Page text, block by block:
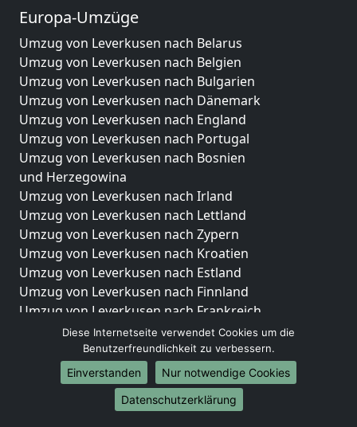
Europa-Umzüge
Umzug von Leverkusen nach Belarus
Umzug von Leverkusen nach Belgien
Umzug von Leverkusen nach Bulgarien
Umzug von Leverkusen nach Dänemark
Umzug von Leverkusen nach England
Umzug von Leverkusen nach Portugal
Umzug von Leverkusen nach Bosnien
und Herzegowina
Umzug von Leverkusen nach Irland
Umzug von Leverkusen nach Lettland
Umzug von Leverkusen nach Zypern
Umzug von Leverkusen nach Kroatien
Umzug von Leverkusen nach Estland
Umzug von Leverkusen nach Finnland
Umzug von Leverkusen nach Frankreich
Umzug von Leverkusen nach Griechenland
Umzug von Leverkusen nach Italien
Umzug von Leverkusen nach Liechtenstein
Umzug von Leverkusen nach Luxemburg
Umzug von Leverkusen nach Niederlande
Diese Internetseite verwendet Cookies um die
Benutzerfreundlichkeit zu verbessern.
Einverstanden
Nur notwendige Cookies
Datenschutzerklärung